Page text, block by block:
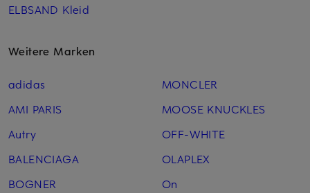
ELBSAND Kleid
Weitere Marken
adidas
AMI PARIS
Autry
BALENCIAGA
BOGNER
MONCLER
MOOSE KNUCKLES
OFF-WHITE
OLAPLEX
On